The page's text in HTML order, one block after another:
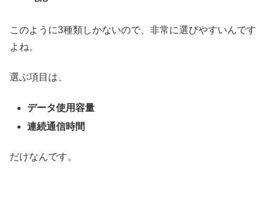
このように3種類しかないので、非常に選びやすいんです
よね。
選ぶ項目は、
データ使用容量
連続通信時間
だけなんです。